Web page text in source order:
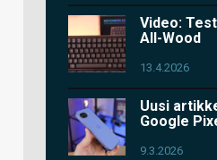
Video:
All-Wood
13.4.2026
Uusi
Google
9.3.2026